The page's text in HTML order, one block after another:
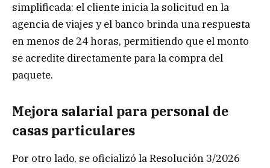
simplificada: el cliente inicia la solicitud en la
agencia de viajes y el banco brinda una respuesta
en menos de 24 horas, permitiendo que el monto
se acredite directamente para la compra del
paquete.
Mejora salarial para personal de
casas particulares
Por otro lado, se oficializó la Resolución 3/2026